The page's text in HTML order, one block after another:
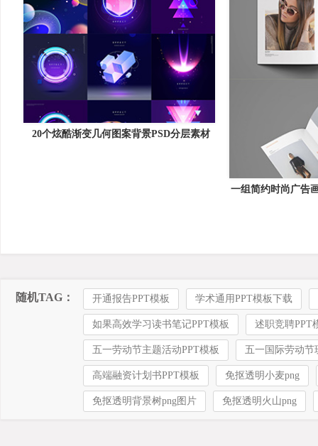
20个炫酷渐变几何图案背景PSD分层素材
一组简约时尚广告
随机TAG： 开通报告PPT模板 学术通用PPT模板下载
如果高效学习读书笔记PPT模板 述职竞聘PPT
五一劳动节主题活动PPT模板 五一国际劳动节
高端融资计划书PPT模板 免抠透明小麦png
免抠透明背景树png图片 免抠透明火山png